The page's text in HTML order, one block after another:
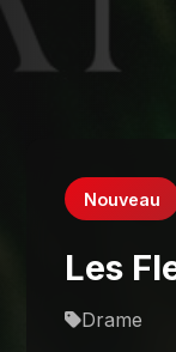
Nouveau
Les
Drame